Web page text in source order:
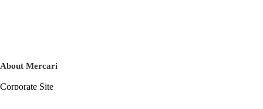
About Mercari
Corporate Site